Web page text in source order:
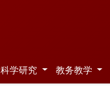
科学研究 教务教学